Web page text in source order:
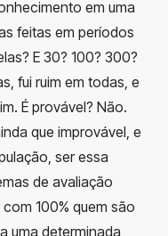
em uma
feitas em períodos
E 30? 100? 300?
fui ruim em todas, e
É provável? Não.
que improvável, e
ser essa
de avaliação
100% quem são
uma determinada